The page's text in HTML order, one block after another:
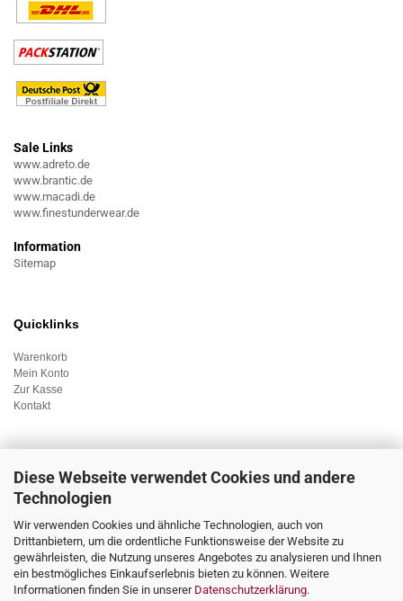
Diese Webseite verwendet Cookies und andere
Technologien
Wir verwenden Cookies und ähnliche Technologien, auch von
Drittanbietern, um die ordentliche Funktionsweise der Website zu
gewährleisten, die Nutzung unseres Angebotes zu analysieren und Ihnen
ein bestmögliches Einkaufserlebnis bieten zu können. Weitere
Informationen finden Sie in unserer Datenschutzerklärung.
Sale Links
www.adreto.de
www.brantic.de
www.macadi.de
www.finestunderwear.de
Information
Sitemap
Quicklinks
Warenkorb
Mein Konto
Zur Kasse
Kontakt
Kategorien
Kleinlederwaren
Businesstaschen
Accessoieres
Lifestyleartikel
Sonderangebote
Rabattmarkt/SALE